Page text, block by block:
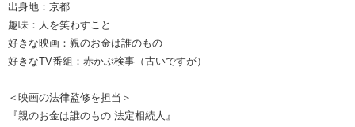
出身地：京都
趣味：人を笑わすこと
好きな映画：親のお金は誰のもの
好きなTV番組：赤かぶ検事（古いですが）
＜映画の法律監修を担当＞
『親のお金は誰のもの 法定相続人』